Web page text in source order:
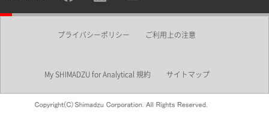
プライバシーポリシー ご利用上の注意
My SHIMADZU for Analytical 規約 サイトマップ